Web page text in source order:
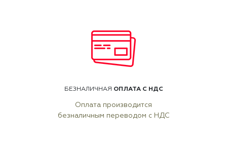
БЕЗНАЛИЧНАЯ ОПЛАТА С НДС
Оплата производится
безналичным переводом с НДС